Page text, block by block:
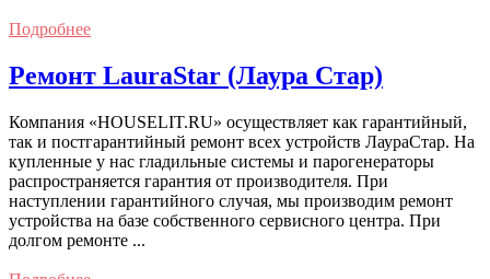
Подробнее
Ремонт LauraStar (Лаура Стар)
Компания «HOUSELIT.RU» осуществляет как гарантийный,
так и постгарантийный ремонт всех устройств ЛаураСтар. На
купленные у нас гладильные системы и парогенераторы
распространяется гарантия от производителя. При
наступлении гарантийного случая, мы производим ремонт
устройства на базе собственного сервисного центра. При
долгом ремонте ...